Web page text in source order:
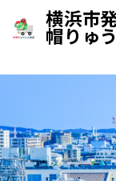
横浜市
帽りゅ